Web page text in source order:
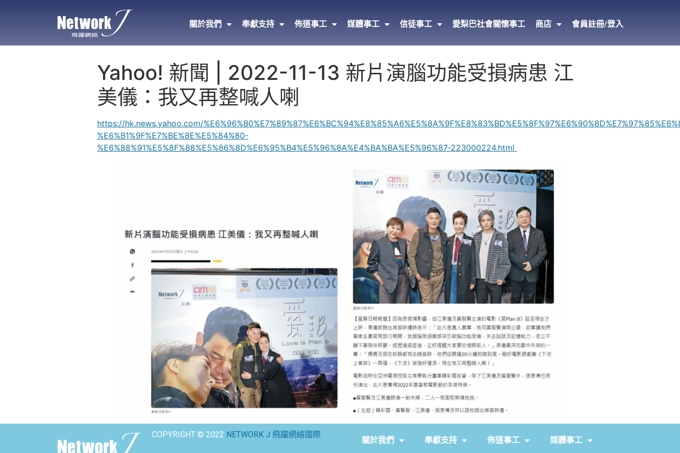
關於我們 奉獻支持 佈道事工 媒體事工 信徒事工 愛梨巴社會關懷事工 商店 會員註冊/登入
Yahoo! 新聞 | 2022-11-13 新片演腦功能受損病患 江
美儀：我又再整喊人喇
https://hk.news.yahoo.com/
%E6%B1%9F%E7%BE%8E%E5%84%80-
%E6%88%91%E5%8F%88%E5%86%8D%E6%95%B4%E5%96%8A%E4%BA%BA%E5%96%87-223000224.html
COPYRIGHT © 2022 NETWORK J 飛躍網絡國際
關於我們 奉獻支持 佈道事工 媒體事工